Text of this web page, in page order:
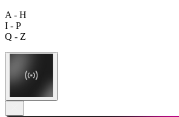
A - H
I - P
Q - Z